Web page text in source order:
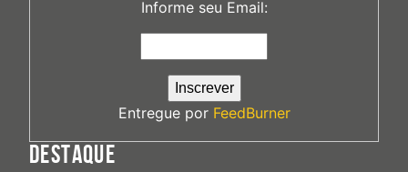
Informe seu Email:
Entregue por FeedBurner
DESTAQUE